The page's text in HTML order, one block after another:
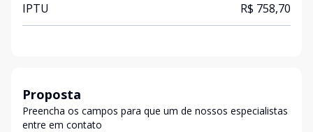
IPTU R$ 758,70
Proposta
Preencha os campos para que um de nossos especialistas
entre em contato